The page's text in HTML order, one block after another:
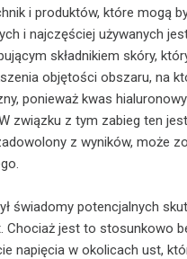
i produktów, które mogą
i najczęściej używanych
składnikiem skóry,
objętości obszaru, na
ponieważ kwas
związku z tym zabieg ten
z wyników, może
świadomy potencjalnych
Chociaż jest to stosunkowo
napięcia w okolicach ust,